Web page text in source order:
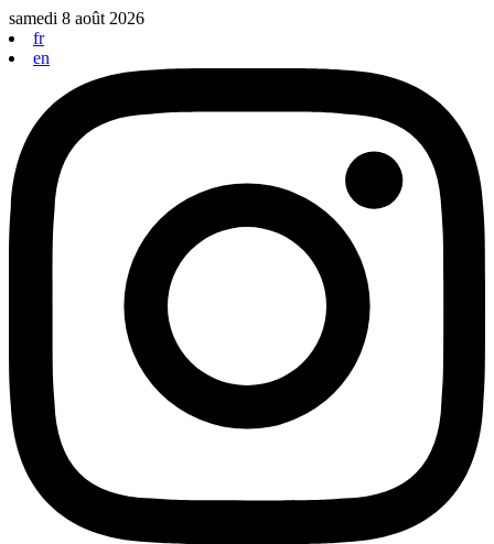
Aller
au
contenu
samedi 8 août 2026
fr
en